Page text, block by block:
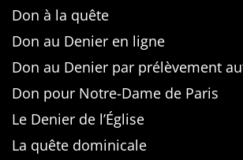
Don à la quête
Don au Denier en ligne
Don au Denier par prélèvement
Don pour Notre-Dame de Paris
Le Denier de l’Église
La quête dominicale